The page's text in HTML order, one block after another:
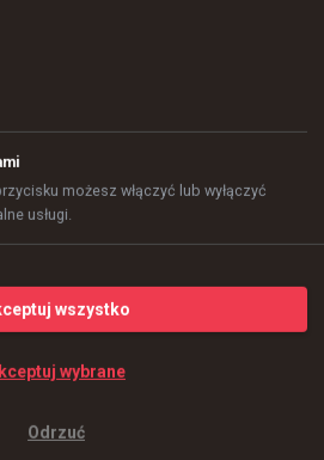
możesz włączyć lub wyłączyć
usługi.
Odrzuć
wybrane
wszystko